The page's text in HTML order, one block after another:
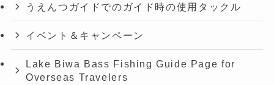
うえんつガイドでのガイド時の使用タックル
イベント＆キャンペーン
Lake Biwa Bass Fishing Guide Page for
Overseas Travelers